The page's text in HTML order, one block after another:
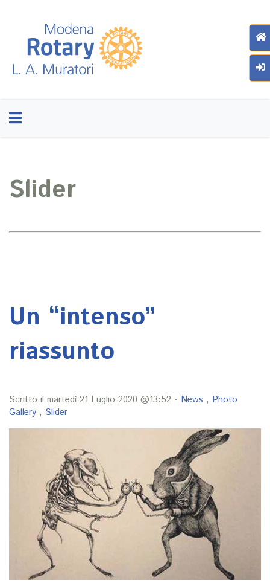
Slider
Un “intenso”
riassunto
Scritto il martedì 21 Luglio 2020 @13:52 - News , Photo
Gallery , Slider